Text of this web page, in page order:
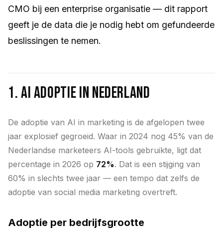
CMO bij een enterprise organisatie — dit rapport
geeft je de data die je nodig hebt om gefundeerde
beslissingen te nemen.
1. AI Adoptie in Nederland
De adoptie van AI in marketing is de afgelopen twee
jaar explosief gegroeid. Waar in 2024 nog 45% van de
Nederlandse marketeers AI-tools gebruikte, ligt dat
percentage in 2026 op 72%. Dat is een stijging van
60% in slechts twee jaar — een tempo dat zelfs de
adoptie van social media marketing overtreft.
Adoptie per bedrijfsgrootte